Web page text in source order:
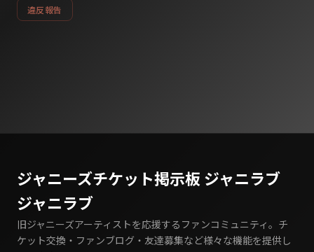
違反報告
ジャニーズチケット掲示板 ジャニラブ
ジャニラブ
旧ジャニーズアーティストを応援するファンコミュニティ。チ
ケット交換・ファンブログ・友達募集など様々な機能を提供し